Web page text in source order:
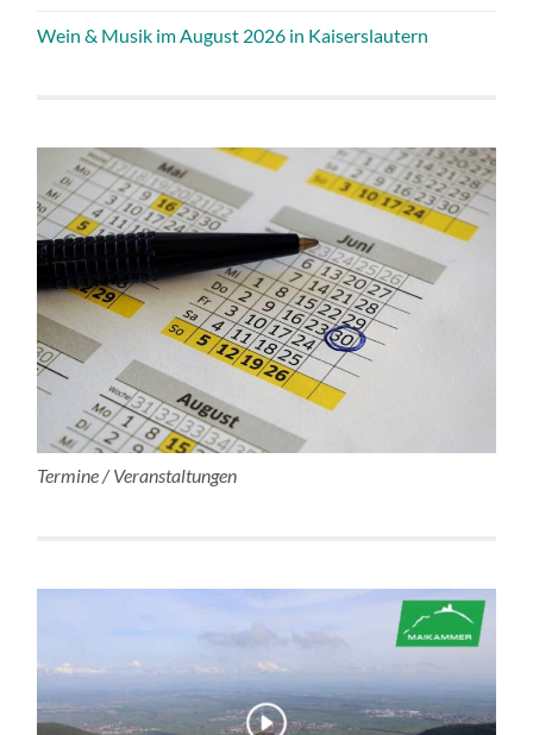
Wein & Musik im August 2026 in Kaiserslautern
Termine / Veranstaltungen